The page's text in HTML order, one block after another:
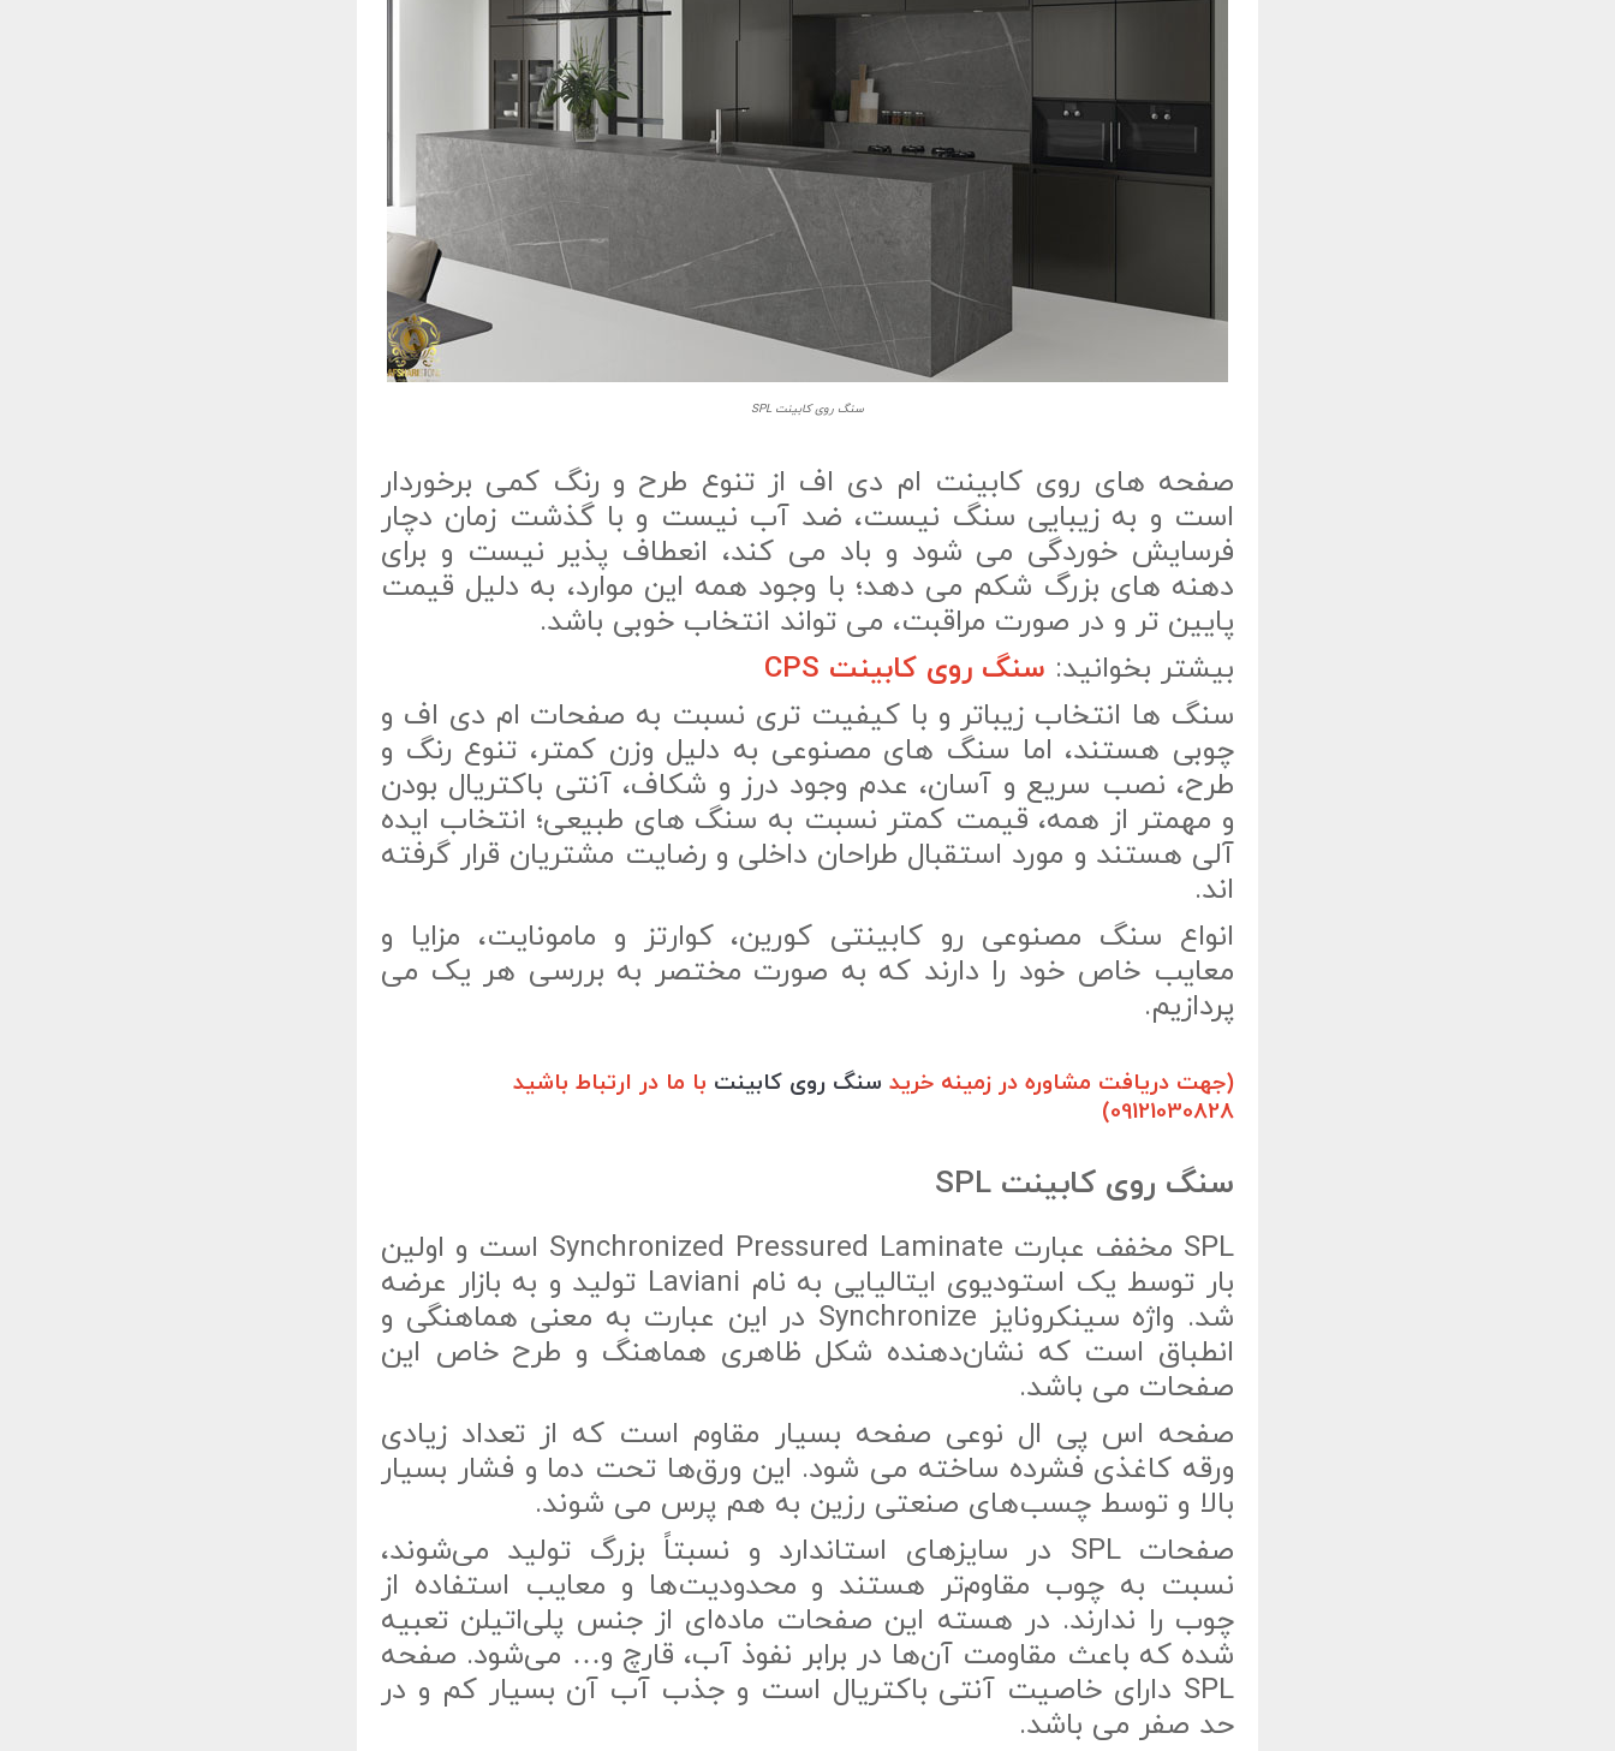
سنگ روی کابینت SPL
صفحه های روی کابینت ام دی اف از تنوع طرح و رنگ کمی برخوردار
است و به زیبایی سنگ نیست، ضد آب نیست و با گذشت زمان دچار
فرسایش خوردگی می شود و باد می کند، انعطاف پذیر نیست و برای
دهنه های بزرگ شکم می دهد؛ با وجود همه این موارد، به دلیل قیمت
پایین تر و در صورت مراقبت، می تواند انتخاب خوبی باشد.
بیشتر بخوانید: سنگ روی کابینت CPS
سنگ ها انتخاب زیباتر و با کیفیت تری نسبت به صفحات ام دی اف و
چوبی هستند، اما سنگ های مصنوعی به دلیل وزن کمتر، تنوع رنگ و
طرح، نصب سریع و آسان، عدم وجود درز و شکاف، آنتی باکتریال بودن
و مهمتر از همه، قیمت کمتر نسبت به سنگ های طبیعی؛ انتخاب ایده
آلی هستند و مورد استقبال طراحان داخلی و رضایت مشتریان قرار گرفته
اند.
انواع سنگ مصنوعی رو کابینتی کورین، کوارتز و مامونایت، مزایا و
معایب خاص خود را دارند که به صورت مختصر به بررسی هر یک می
پردازیم.
(جهت دریافت مشاوره در زمینه خرید سنگ روی کابینت با ما در ارتباط باشید
09121030828)
سنگ روی کابینت SPL
SPL مخفف عبارت Synchronized Pressured Laminate است و اولین
بار توسط یک استودیوی ایتالیایی به نام Laviani تولید و به بازار عرضه
شد. واژه سینکرونایز Synchronize در این عبارت به معنی هماهنگی و
انطباق است که نشان‌دهنده شکل ظاهری هماهنگ و طرح خاص این
صفحات می باشد.
صفحه اس پی ال نوعی صفحه بسیار مقاوم است که از تعداد زیادی
ورقه کاغذی فشرده ساخته می شود. این ورق‌ها تحت دما و فشار بسیار
بالا و توسط چسب‌‌های صنعتی رزین به هم پرس می شوند.
صفحات SPL در سایزهای استاندارد و نسبتاً بزرگ تولید می‌شوند،
نسبت به چوب مقاوم‌تر هستند و محدودیت‌ها و معایب استفاده از
چوب را ندارند. در هسته این صفحات ماده‌ای از جنس پلی‌اتیلن تعبیه
شده که باعث مقاومت آن‌ها در برابر نفوذ آب، قارچ و… می‌شود. صفحه
SPL دارای خاصیت آنتی باکتریال است و جذب آب آن بسیار کم و در
حد صفر می باشد.